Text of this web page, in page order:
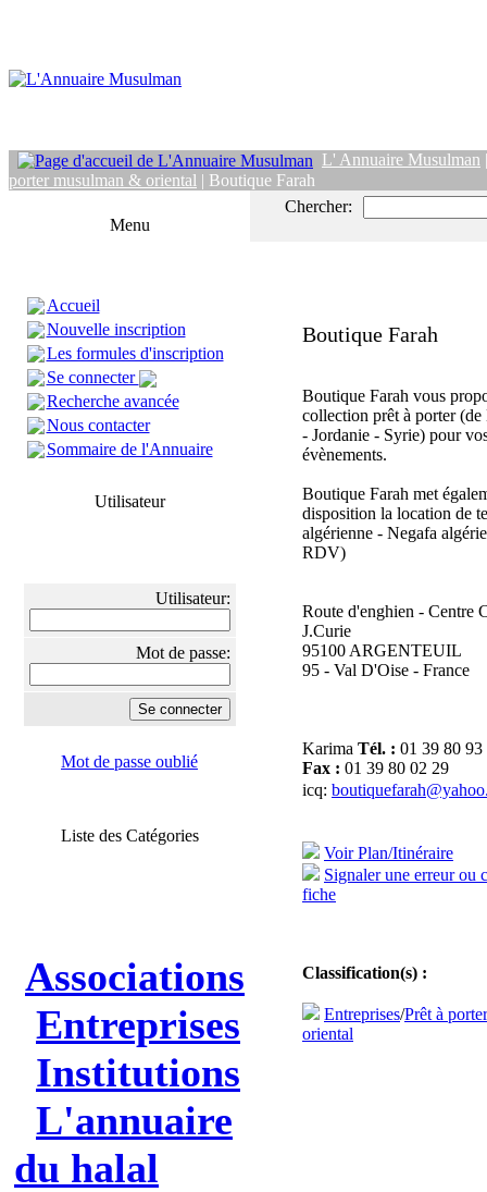
L' Annuaire Musulman
porter musulman & oriental | Boutique Farah
Menu
Accueil
Nouvelle inscription
Les formules d'inscription
Se connecter
Recherche avancée
Nous contacter
Sommaire de l'Annuaire
Utilisateur
Utilisateur:
Mot de passe:
Mot de passe oublié
Liste des Catégories
Associations
Entreprises
Institutions
L'annuaire
du halal
Chercher:
Boutique Farah
Boutique Farah vous
collection prêt à porter
- Jordanie - Syrie) pour
évènements.
Boutique Farah met
disposition la location de
algérienne - Negafa
RDV)
Route d'enghien - Centre
J.Curie
95100 ARGENTEUIL
95 - Val D'Oise - France
Karima Tél. : 01 39 80 93
Fax : 01 39 80 02 29
icq:
Voir Plan/Itinéraire
Signaler une erreur ou
fiche
Classification(s) :
Entreprises/Prêt à
oriental